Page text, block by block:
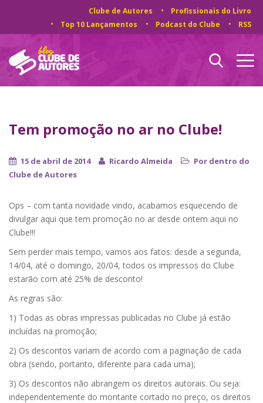
Clube de Autores
Profissionais do Livro
Top 10 Lançamentos
Podcast do Clube RSS
Tem promoção no ar no Clube!
15 de abril de 2014 Ricardo Almeida
Por dentro do
Clube de Autores
Ops – com tanta novidade vindo, acabamos esquecendo de
divulgar aqui que tem promoção no ar desde ontem aqui no
Clube!!!
Sem perder mais tempo, vamos aos fatos: desde a segunda,
14/04, até o domingo, 20/04, todos os impressos do Clube
estarão com até 25% de desconto!
As regras são:
1) Todas as obras impressas publicadas no Clube já estão
incluídas na promoção;
2) Os descontos variam de acordo com a paginação de cada
obra (sendo, portanto, diferente para cada uma);
3) Os descontos não abrangem os direitos autorais. Ou seja:
independentemente do montante cortado no preço, os direitos